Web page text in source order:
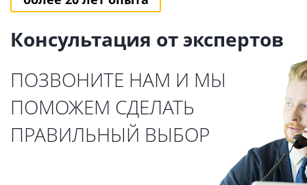
Консультация от экспертов
ПОЗВОНИТЕ НАМ И МЫ
ПОМОЖЕМ СДЕЛАТЬ
ПРАВИЛЬНЫЙ ВЫБОР